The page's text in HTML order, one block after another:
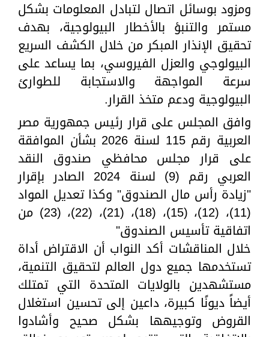
ومزود بوسائل اتصال لتبادل المعلومات بشكل
مستمر والتنبؤ بالأخطار البيولوجية، بهدف
تحقيق الإنذار المبكر من خلال الكشف السريع
البيولوجي والعزل الفيروسي، بما يساعد على
سرعة المواجهة والاستجابة للطوارئ
البيولوجية ودعم متخذ القرار.
وافق المجلس على قرار رئيس جمهورية مصر
العربية رقم 115 لسنة 2026 بشأن الموافقة
على قرار مجلس محافظي صندوق النقد
العربي رقم (9) لسنة 2024 الصادر بإقرار
"زيادة رأس مال الصندوق" وكذا تعديل المواد
(11)، (12)، (15)، (18)، (21)، (22)، (23) من
اتفاقية تأسيس الصندوق"
خلال المناقشات أكد النواب أن الاقتراض أداة
تستخدمها جميع دول العالم لتحقيق التنمية،
مستشهدين بالولايات المتحدة التي تمتلك
أيضاً ديونًا كبيرة، داعين إلى تحسين استغلال
القروض وتوجيهها بشكل صحيح وأشادوا